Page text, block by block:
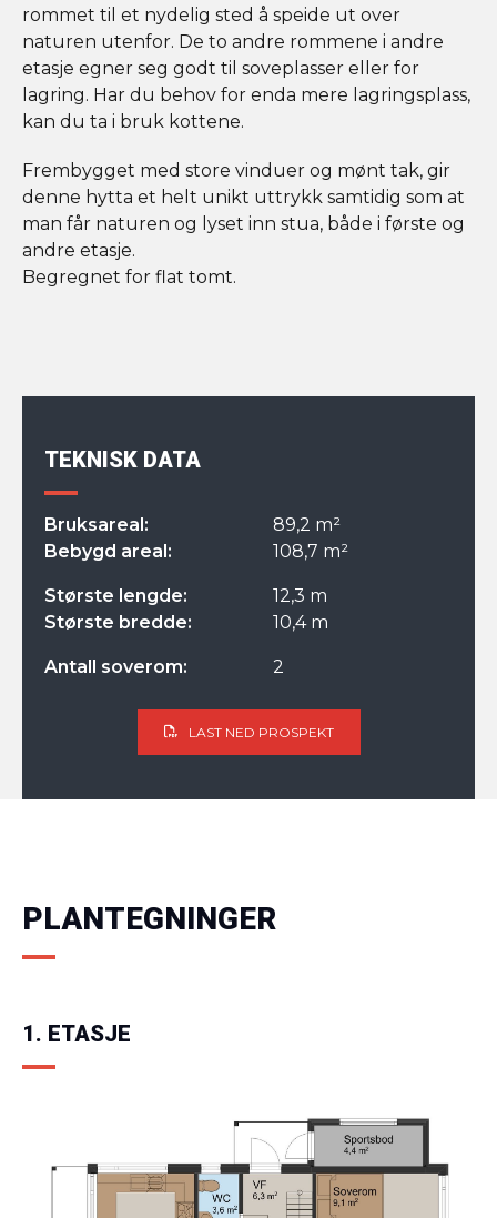
rommet til et nydelig sted å speide ut over
naturen utenfor. De to andre rommene i andre
etasje egner seg godt til soveplasser eller for
lagring. Har du behov for enda mere lagringsplass,
kan du ta i bruk kottene.
Frembygget med store vinduer og mønt tak, gir
denne hytta et helt unikt uttrykk samtidig som at
man får naturen og lyset inn stua, både i første og
andre etasje.
Begregnet for flat tomt.
TEKNISK DATA
Bruksareal:
89,2 m²
Bebygd areal:
108,7 m²
Største lengde:
12,3 m
Største bredde:
10,4 m
Antall soverom: 2
LAST NED PROSPEKT
PLANTEGNINGER
1. ETASJE